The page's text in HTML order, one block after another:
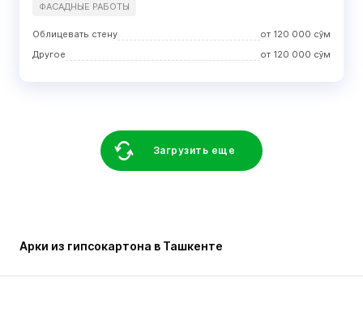
ФАСАДНЫЕ РАБОТЫ
Облицевать стену от 120 000 сўм
Другое
от 120 000 сўм
Загрузить еще
Арки из гипсокартона в Ташкенте